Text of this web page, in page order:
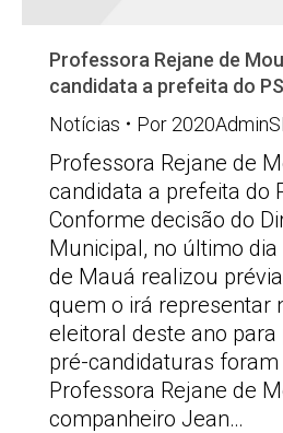
Professora Rejane de
candidata a prefeita do
Notícias
Por
Professora Rejane de
candidata a prefeita do
Conforme decisão do
Municipal, no último dia
de Mauá realizou
quem o irá representar
eleitoral deste ano
pré-candidaturas foram
Professora Rejane de
companheiro Jean…